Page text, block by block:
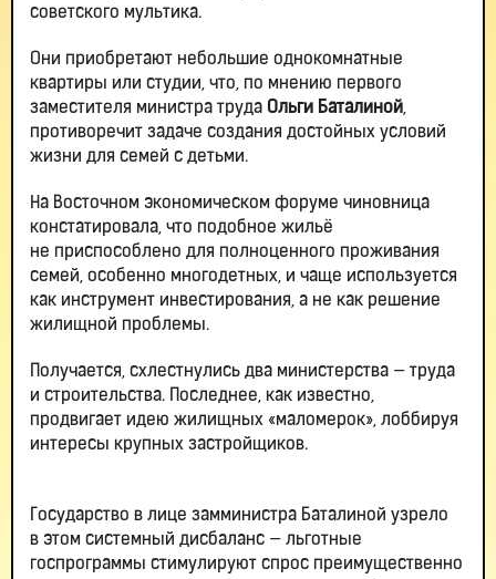
советского мультика.
Они приобретают небольшие однокомнатные
квартиры или студии, что, по мнению первого
заместителя министра труда Ольги Баталиной,
противоречит задаче создания достойных условий
жизни для семей с детьми.
На Восточном экономическом форуме чиновница
констатировала, что подобное жильё
не приспособлено для полноценного проживания
семей, особенно многодетных, и чаще используется
как инструмент инвестирования, а не как решение
жилищной проблемы.
Получается, схлестнулись два министерства — труда
и строительства. Последнее, как известно,
продвигает идею жилищных «маломерок», лоббируя
интересы крупных застройщиков.
Государство в лице замминистра Баталиной узрело
в этом системный дисбаланс — льготные
госпрограммы стимулируют спрос преимущественно